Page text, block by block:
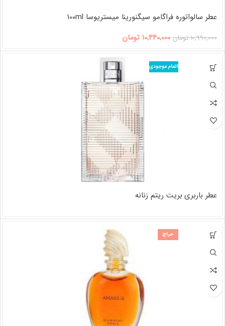
عطر سالواتوره فراگامو سیگنورینا میستریوسا 100ml
10,990,000تومان 10,440,000 تومان
اتمام موجودی
عطر باربری بریت ریتم زنانه
حراج